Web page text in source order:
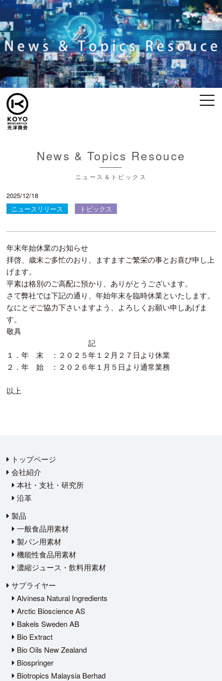
News & Topics Resouce
ニュース＆トピックス
2025/12/18
ニュースリリース
トピックス
年末年始休業のお知らせ
拝啓、歳末ご多忙のおり、ますますご繁栄の事とお喜び申し上
げます。
平素は格別のご高配に預かり、ありがとうございます。
さて弊社では下記の通り、年始年末を臨時休業といたします。
なにとぞご協力下さいますよう、よろしくお願い申しあげま
す。
敬具
記
１．年 末 ：２０２５年１２月２７日より休業
２．年 始 ：２０２６年１月５日より通常業務
以上
トップページ
会社紹介
本社・支社・研究所
沿革
製品
一般食品用素材
製パン用素材
機能性食品用素材
濃縮ジュース・飲料用素材
サプライヤー
Alvinesa Natural Ingredients
Arctic Bioscience AS
Bakels Sweden AB
Bio Extract
Bio Oils New Zealand
Biospringer
Biotropics Malaysia Berhad